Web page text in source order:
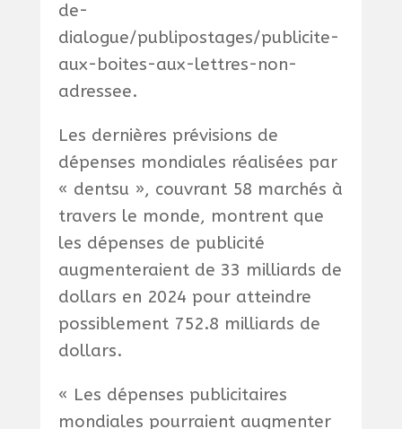
de-
dialogue/publipostages/publicite-
aux-boites-aux-lettres-non-
adressee.
Les dernières prévisions de
dépenses mondiales réalisées par
« dentsu », couvrant 58 marchés à
travers le monde, montrent que
les dépenses de publicité
augmenteraient de 33 milliards de
dollars en 2024 pour atteindre
possiblement 752.8 milliards de
dollars.
« Les dépenses publicitaires
mondiales pourraient augmenter